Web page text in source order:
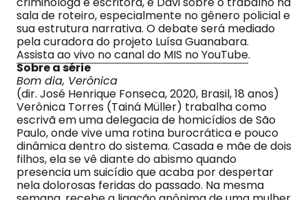
sala de roteiro, especialmente no gênero policial e
sua estrutura narrativa. O debate será mediado
pela curadora do projeto Luísa Guanabara.
Assista ao vivo no canal do MIS no YouTube.
Sobre a série
Bom dia, Verônica
(dir. José Henrique Fonseca, 2020, Brasil, 18 anos)
Verônica Torres (Tainá Müller) trabalha como
escrivã em uma delegacia de homicídios de São
Paulo, onde vive uma rotina burocrática e pouco
dinâmica dentro do sistema. Casada e mãe de dois
filhos, ela se vê diante do abismo quando
presencia um suicídio que acaba por despertar
nela dolorosas feridas do passado. Na mesma